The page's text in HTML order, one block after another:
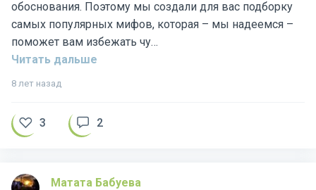
обоснования. Поэтому мы создали для вас подборку
самых популярных мифов, которая – мы надеемся –
поможет вам избежать чу…
Читать дальше
8 лет назад
Матата Бабуева